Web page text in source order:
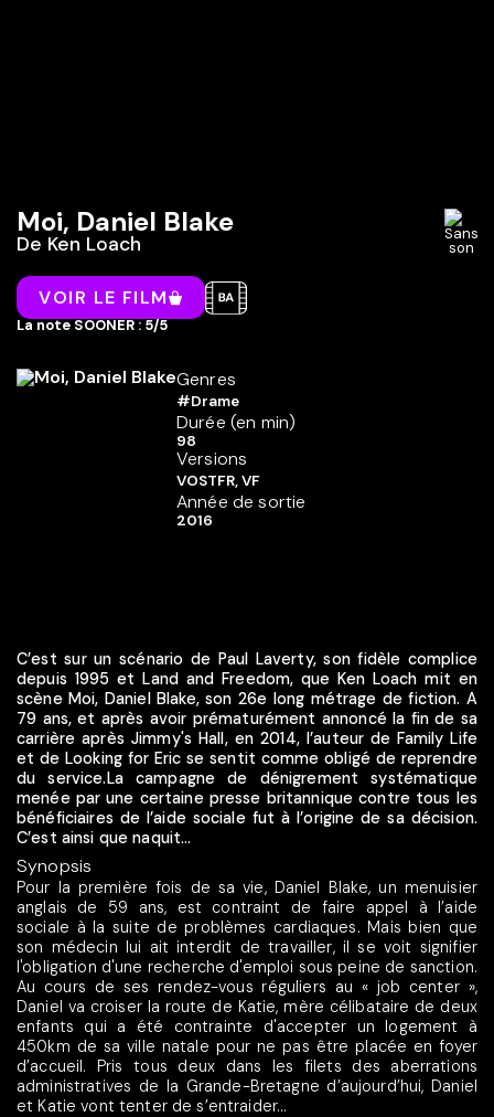
Moi, Daniel Blake
De Ken Loach
VOIR LE FILM
La note SOONER : 5/5
Genres
#Drame
Durée (en min)
98
Versions
VOSTFR, VF
Année de sortie
2016
C’est sur un scénario de Paul Laverty, son fidèle complice
depuis 1995 et Land and Freedom, que Ken Loach mit en
scène Moi, Daniel Blake, son 26e long métrage de fiction. A
79 ans, et après avoir prématurément annoncé la fin de sa
carrière après Jimmy's Hall, en 2014, l’auteur de Family Life
et de Looking for Eric se sentit comme obligé de reprendre
du service.La campagne de dénigrement systématique
menée par une certaine presse britannique contre tous les
bénéficiaires de l’aide sociale fut à l’origine de sa décision.
C’est ainsi que naquit...
Synopsis
Pour la première fois de sa vie, Daniel Blake, un menuisier
anglais de 59 ans, est contraint de faire appel à l’aide
sociale à la suite de problèmes cardiaques. Mais bien que
son médecin lui ait interdit de travailler, il se voit signifier
l'obligation d'une recherche d'emploi sous peine de sanction.
Au cours de ses rendez-vous réguliers au « job center »,
Daniel va croiser la route de Katie, mère célibataire de deux
enfants qui a été contrainte d'accepter un logement à
450km de sa ville natale pour ne pas être placée en foyer
d’accueil. Pris tous deux dans les filets des aberrations
administratives de la Grande-Bretagne d’aujourd’hui, Daniel
et Katie vont tenter de s’entraider…